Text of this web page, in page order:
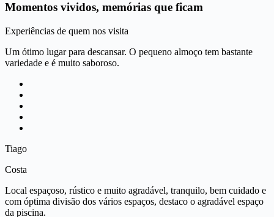
Momentos vividos, memórias que ficam
Experiências de quem nos visita
Um ótimo lugar para descansar. O pequeno almoço tem bastante
variedade e é muito saboroso.
Tiago
Costa
Local espaçoso, rústico e muito agradável, tranquilo, bem cuidado e
com óptima divisão dos vários espaços, destaco o agradável espaço
da piscina.